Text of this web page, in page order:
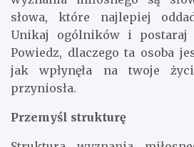
słowa, które najlepiej
Unikaj ogólników i postaraj
Powiedz, dlaczego ta osoba
jak wpłynęła na twoje
przyniosła.
Przemyśl strukturę